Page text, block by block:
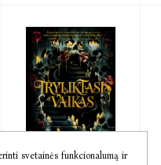
svetainės funkcionalumą ir